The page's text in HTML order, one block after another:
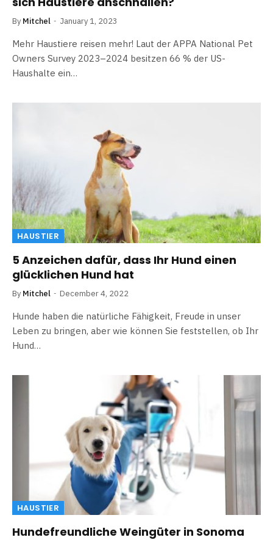
By Mitchel January 1, 2023
Mehr Haustiere reisen mehr! Laut der APPA National Pet
Owners Survey 2023–2024 besitzen 66 % der US-
Haushalte ein…
HAUSTIER
5 Anzeichen dafür, dass Ihr Hund einen
glücklichen Hund hat
By Mitchel December 4, 2022
Hunde haben die natürliche Fähigkeit, Freude in unser
Leben zu bringen, aber wie können Sie feststellen, ob Ihr
Hund…
HAUSTIER
Hundefreundliche Weingüter in Sonoma